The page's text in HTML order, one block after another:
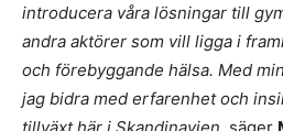
introducera våra lösningar till
andra aktörer som vill ligga i
och förebyggande hälsa. Med
jag bidra med erfarenhet och